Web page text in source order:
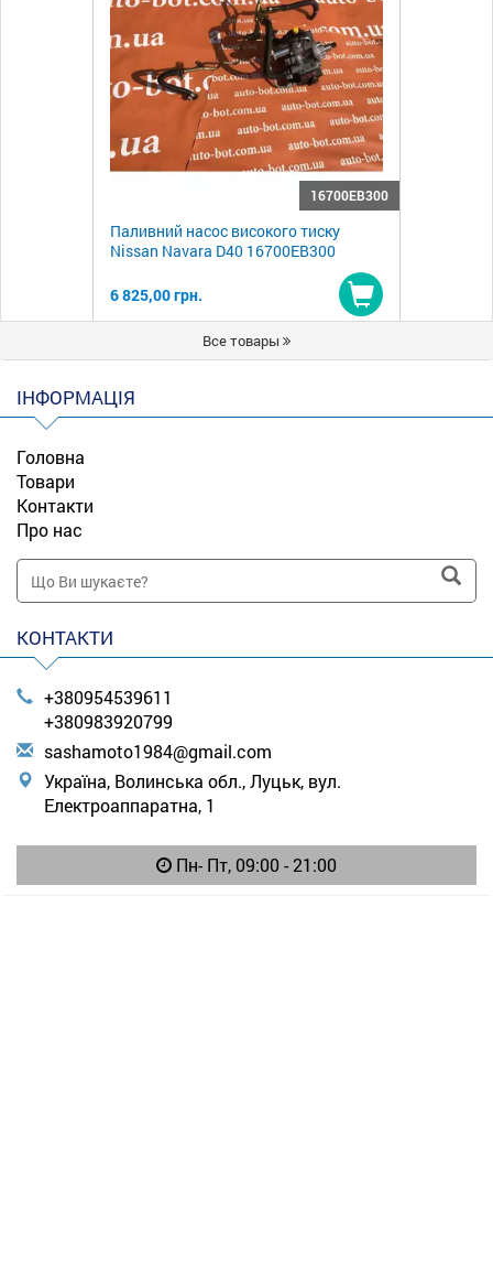
16700EB300
Паливний насос високого тиску
Nissan Navara D40 16700EB300
6 825,00 грн.
Купити
Все товары
ІНФОРМАЦІЯ
Головна
Товари
Контакти
Про нас
КОНТАКТИ
+380954539611
+380983920799
sashamoto1984@gmail.com
Україна, Волинська обл., Луцьк, вул.
Електроаппаратна, 1
Пн- Пт, 09:00 - 21:00